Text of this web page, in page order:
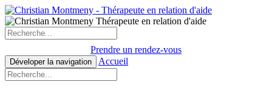
Prendre un rendez-vous
Déveloper la navigation Accueil